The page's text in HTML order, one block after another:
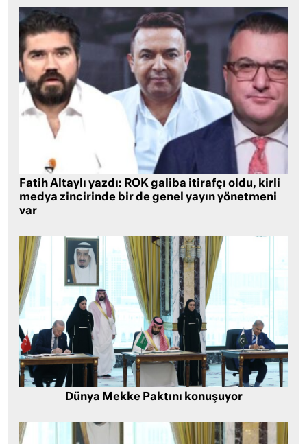
Fatih Altaylı yazdı: ROK galiba itirafçı oldu, kirli
medya zincirinde bir de genel yayın yönetmeni
var
Dünya Mekke Paktını konuşuyor